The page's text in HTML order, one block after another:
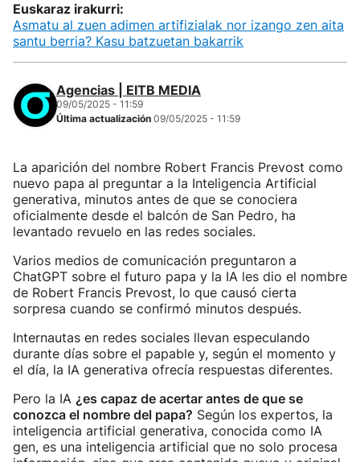
Euskaraz irakurri:
Asmatu al zuen adimen artifizialak nor izango zen aita
santu berria? Kasu batzuetan bakarrik
Agencias | EITB MEDIA
09/05/2025 - 11:59
Última actualización 09/05/2025 - 11:59
La aparición del nombre Robert Francis Prevost como
nuevo papa al preguntar a la Inteligencia Artificial
generativa, minutos antes de que se conociera
oficialmente desde el balcón de San Pedro, ha
levantado revuelo en las redes sociales.
Varios medios de comunicación preguntaron a
ChatGPT sobre el futuro papa y la IA les dio el nombre
de Robert Francis Prevost, lo que causó cierta
sorpresa cuando se confirmó minutos después.
Internautas en redes sociales llevan especulando
durante días sobre el papable y, según el momento y
el día, la IA generativa ofrecía respuestas diferentes.
Pero la IA ¿es capaz de acertar antes de que se
conozca el nombre del papa? Según los expertos, la
inteligencia artificial generativa, conocida como IA
gen, es una inteligencia artificial que no solo procesa